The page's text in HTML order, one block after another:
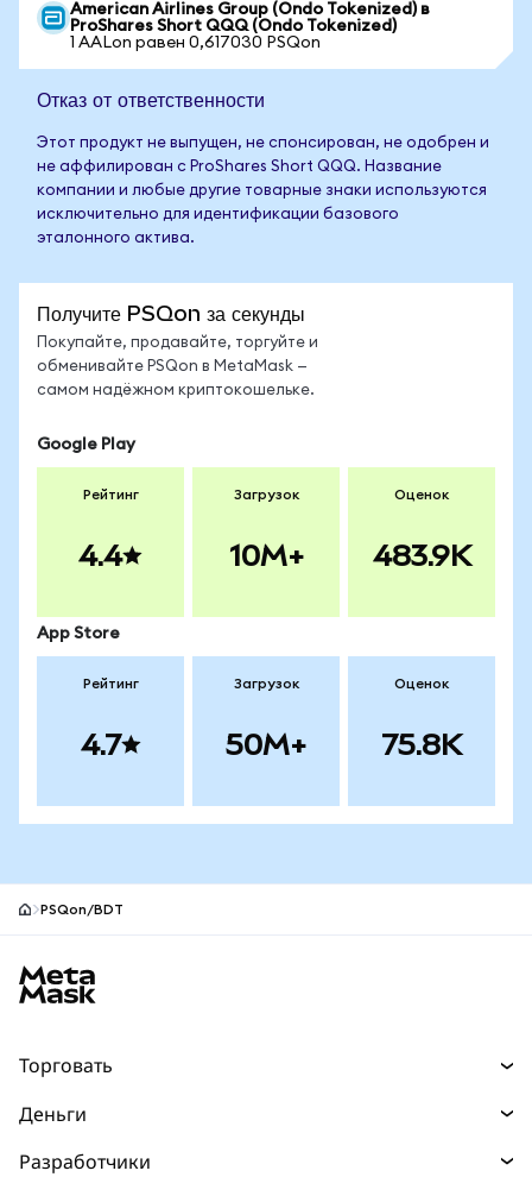
American Airlines Group (Ondo Tokenized) в
ProShares Short QQQ (Ondo Tokenized)
1 AALon равен 0,617030 PSQon
Отказ от ответственности
Этот продукт не выпущен, не спонсирован, не одобрен и
не аффилирован с ProShares Short QQQ. Название
компании и любые другие товарные знаки используются
исключительно для идентификации базового
эталонного актива.
Получите PSQon за секунды
Покупайте, продавайте, торгуйте и
обменивайте PSQon в MetaMask —
самом надёжном криптокошельке.
Google Play
Рейтинг
4.4
Загрузок
10M+
Оценок
483.9K
App Store
Рейтинг
4.7
Загрузок
50M+
Оценок
75.8K
PSQon/BDT
Торговать
Деньги
Разработчики